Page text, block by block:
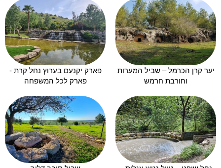
יער קרן הכרמל – שביל המערות
וחורבת חרמש
פארק יקנעם בערוץ נחל קרת -
פארק לכל המשפחה